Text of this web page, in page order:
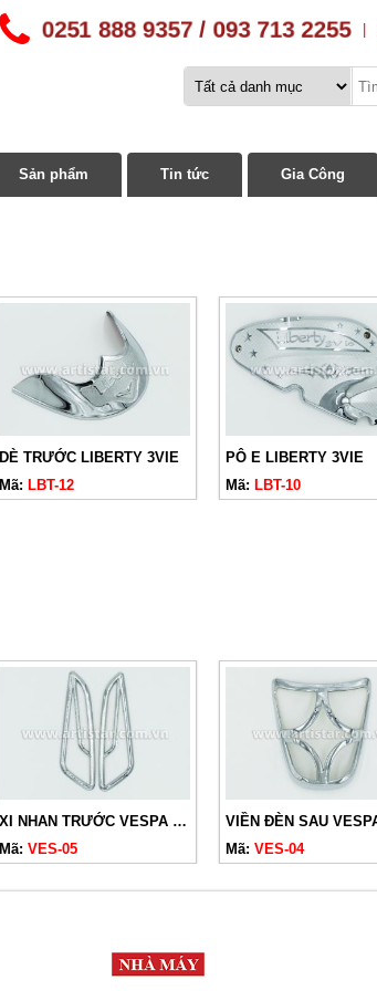
0251 888 9357 / 093 713 2255
Sản phẩm Tin tức Gia Công
DÈ TRƯỚC LIBERTY 3VIE
Mã: LBT-12
PÔ E LIBERTY 3VIE
Mã: LBT-10
XI NHAN TRƯỚC VESPA PRIMAVERA
Mã: VES-05
Mã: VES-04